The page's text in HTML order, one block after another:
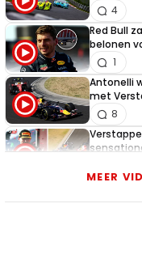
4
Red Bull
belonen
1
Antonelli
met
8
Hamilton
MEER